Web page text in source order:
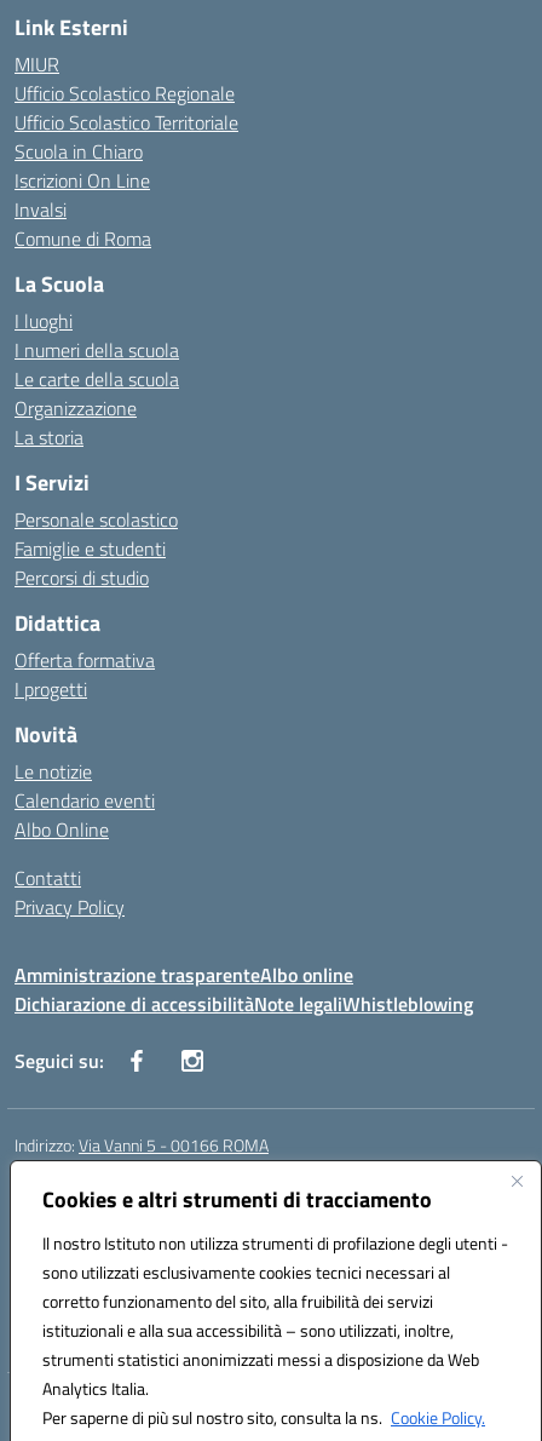
Cookies e altri strumenti di tracciamento
Il nostro Istituto non utilizza strumenti di profilazione degli utenti -
sono utilizzati esclusivamente cookies tecnici necessari al
corretto funzionamento del sito, alla fruibilità dei servizi
istituzionali e alla sua accessibilità – sono utilizzati, inoltre,
strumenti statistici anonimizzati messi a disposizione da Web
Analytics Italia.
Per saperne di più sul nostro sito, consulta la ns. Cookie Policy.
Link Esterni
MIUR
Ufficio Scolastico Regionale
Ufficio Scolastico Territoriale
Scuola in Chiaro
Iscrizioni On Line
Invalsi
Comune di Roma
La Scuola
I luoghi
I numeri della scuola
Le carte della scuola
Organizzazione
La storia
I Servizi
Personale scolastico
Famiglie e studenti
Percorsi di studio
Didattica
Offerta formativa
I progetti
Novità
Le notizie
Calendario eventi
Albo Online
Contatti
Privacy Policy
Amministrazione trasparenteAlbo online
Dichiarazione di accessibilitàNote legaliWhistleblowing
Seguici su:
Indirizzo:Via Vanni 5 - 00166 ROMA
Centralino:
Posta elettronica certificata (PEC):RMIC86500P@pec.istruzione.it
Codice fiscale: 97197050582
Codice meccanografico:RMIC86500P
Codice Indice delle Pubbliche Amministrazioni (IPA): istsc_RMIC86500P
Codice unico di fatturazione (CUF): UFSRRZ
Hosting & Powered by 3D Solution S.r.l.